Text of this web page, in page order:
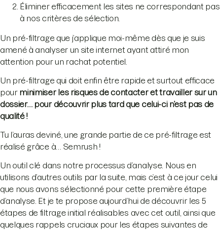
Éliminer efficacement les sites ne correspondant pas
à nos critères de sélection.
Un pré-filtrage que j’applique moi-même dès que je suis
amené à analyser un site internet ayant attiré mon
attention pour un rachat potentiel.
Un pré-filtrage qui doit enfin être rapide et surtout efficace
pour minimiser les risques de contacter et travailler sur un
dossier… pour découvrir plus tard que celui-ci n’est pas de
qualité !
Tu l’auras deviné, une grande partie de ce pré-filtrage est
réalisé grâce à… Semrush !
Un outil clé dans notre processus d’analyse. Nous en
utilisons d’autres outils par la suite, mais c’est à ce jour celui
que nous avons sélectionné pour cette première étape
d’analyse. Et je te propose aujourd’hui de découvrir les 5
étapes de filtrage initial réalisables avec cet outil, ainsi que
quelques rappels cruciaux pour les étapes suivantes de